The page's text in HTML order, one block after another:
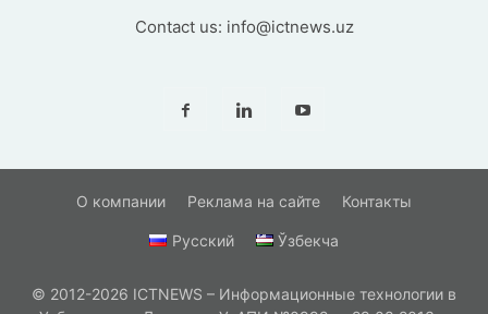
Contact us: info@ictnews.uz
О компании Реклама на сайте Контакты
Русский Ўзбекча
© 2012-2026 ICTNEWS – Информационные технологии в